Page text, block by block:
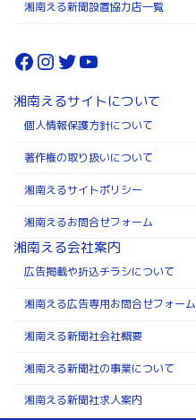
湘南える新聞設置協力店一覧
Facebook
Instagram
Twitter
YouTube
湘南えるサイトについて
個人情報保護方針について
著作権の取り扱いについて
湘南えるサイトポリシー
湘南えるお問合せフォーム
湘南える会社案内
広告掲載や折込チラシについて
湘南える広告専用お問合せフォーム
湘南える新聞社会社概要
湘南える新聞社の事業について
湘南える新聞社求人案内